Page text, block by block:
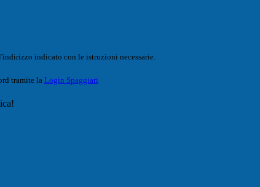
indicato con le istruzioni necessarie.
tramite la Login Spaggiari